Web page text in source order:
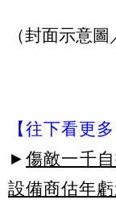
（封面示意圖
【往下看更多
► 傷敵一千
設備商估年